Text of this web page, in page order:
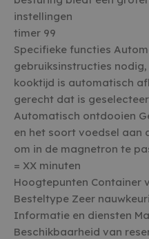
instellingen
timer 99
Specifieke functies
gebruiksinstructies
kooktijd is automatisch
gerecht dat is
Automatisch ontdooien
en het soort voedsel aan
om in de magnetron te
= XX minuten
Hoogtepunten Container
Besteltype Zeer
Informatie en diensten
Beschikbaarheid van